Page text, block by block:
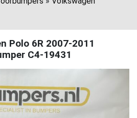
Polo 6R 2007-2011
C4-19431